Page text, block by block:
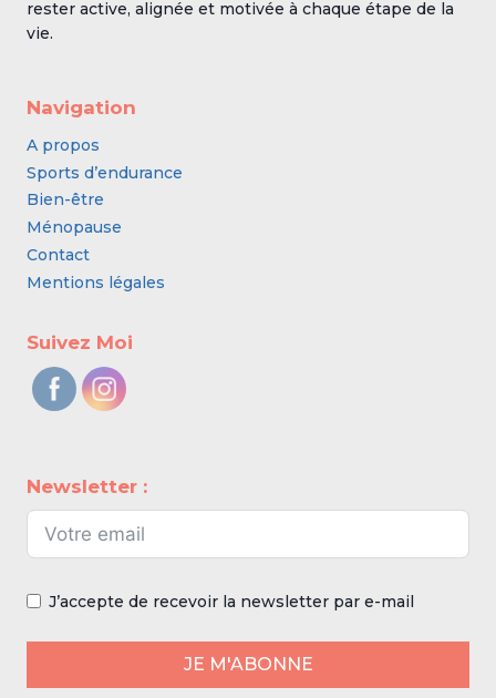
rester active, alignée et motivée à chaque étape de la
vie.
Navigation
A propos
Sports d’endurance
Bien-être
Ménopause
Contact
Mentions légales
Suivez Moi
Newsletter :
J’accepte de recevoir la newsletter par e-mail
JE M'ABONNE